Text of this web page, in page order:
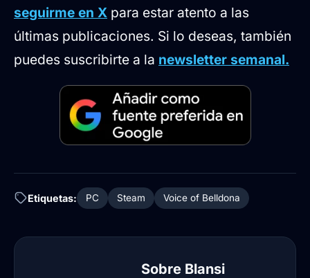
seguirme en X para estar atento a las
últimas publicaciones. Si lo deseas, también
puedes suscribirte a la newsletter semanal.
Etiquetas: PC Steam Voice of Belldona
Sobre Blansi